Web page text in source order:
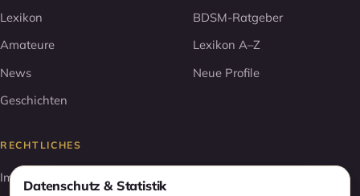
Lexikon
Amateure
News
Geschichten
BDSM-Ratgeber
Lexikon A–Z
Neue Profile
RECHTLICHES
Impressum
Datenschutz & Statistik